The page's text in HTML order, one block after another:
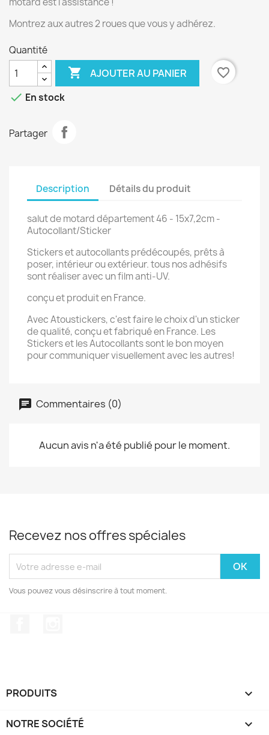
Montrez aux autres 2 roues que vous y adhérez.
Quantité
 AJOUTER AU PANIER
favorite_border
 En stock
Partager
Description Détails du produit
salut de motard département 46 - 15x7,2cm -
Autocollant/Sticker
Stickers et autocollants prédécoupés, prêts à
poser, intérieur ou extérieur. tous nos adhésifs
sont réaliser avec un film anti-UV.
conçu et produit en France.
Avec Atoustickers, c'est faire le choix d'un sticker
de qualité, conçu et fabriqué en France. Les
Stickers et les Autocollants sont le bon moyen
pour communiquer visuellement avec les autres!
Commentaires (0)
Aucun avis n'a été publié pour le moment.
Recevez nos offres spéciales
Vous pouvez vous désinscrire à tout moment.
PRODUITS 
NOTRE SOCIÉTÉ 